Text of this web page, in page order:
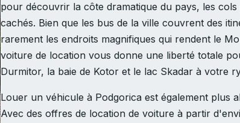
pour découvrir la côte dramatique du pays, les cols
cachés. Bien que les bus de la ville couvrent des
rarement les endroits magnifiques qui rendent le
voiture de location vous donne une liberté totale
Durmitor, la baie de Kotor et le lac Skadar à votre
Louer un véhicule à Podgorica est également plus
Avec des offres de location de voiture à partir